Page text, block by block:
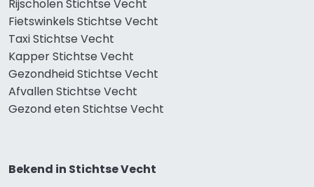
Rijscholen Stichtse Vecht
Fietswinkels Stichtse Vecht
Taxi Stichtse Vecht
Kapper Stichtse Vecht
Gezondheid Stichtse Vecht
Afvallen Stichtse Vecht
Gezond eten Stichtse Vecht
Bekend in Stichtse Vecht